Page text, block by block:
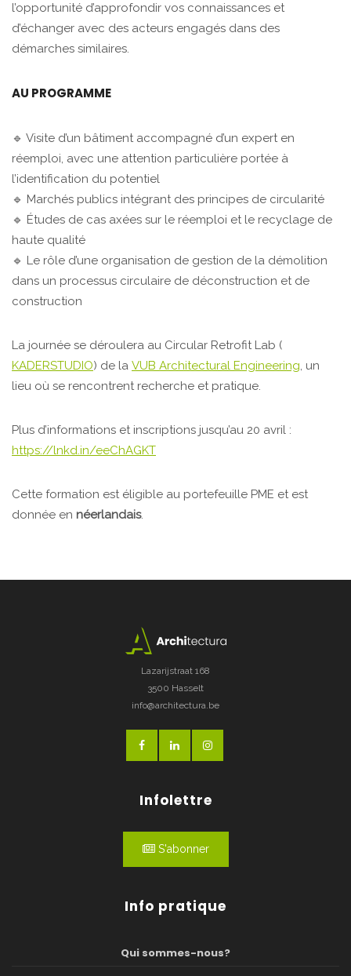
l’opportunité d’approfondir vos connaissances et
d’échanger avec des acteurs engagés dans des
démarches similaires.
AU PROGRAMME
🔹 Visite d’un bâtiment accompagné d’un expert en
réemploi, avec une attention particulière portée à
l’identification du potentiel
🔹 Marchés publics intégrant des principes de circularité
🔹 Études de cas axées sur le réemploi et le recyclage de
haute qualité
🔹 Le rôle d’une organisation de gestion de la démolition
dans un processus circulaire de déconstruction et de
construction
La journée se déroulera au Circular Retrofit Lab (
KADERSTUDIO) de la VUB Architectural Engineering, un
lieu où se rencontrent recherche et pratique.
Plus d’informations et inscriptions jusqu’au 20 avril :
https://lnkd.in/eeChAGKT
Cette formation est éligible au portefeuille PME et est
donnée en néerlandais.
Lazarijstraat 168
3500 Hasselt
info@architectura.be
Infolettre
S'abonner
Info pratique
Qui sommes-nous?